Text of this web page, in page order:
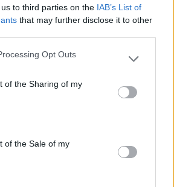
to third parties on the IAB’s List of
that may further disclose it to other
website/app uses one or more Google
or usage behaviour. You may click to
to Google and its third-party tags to
specified purposes in below Google
Opt Outs
of the Sharing of my
of the Sale of my
Poderá Gostar